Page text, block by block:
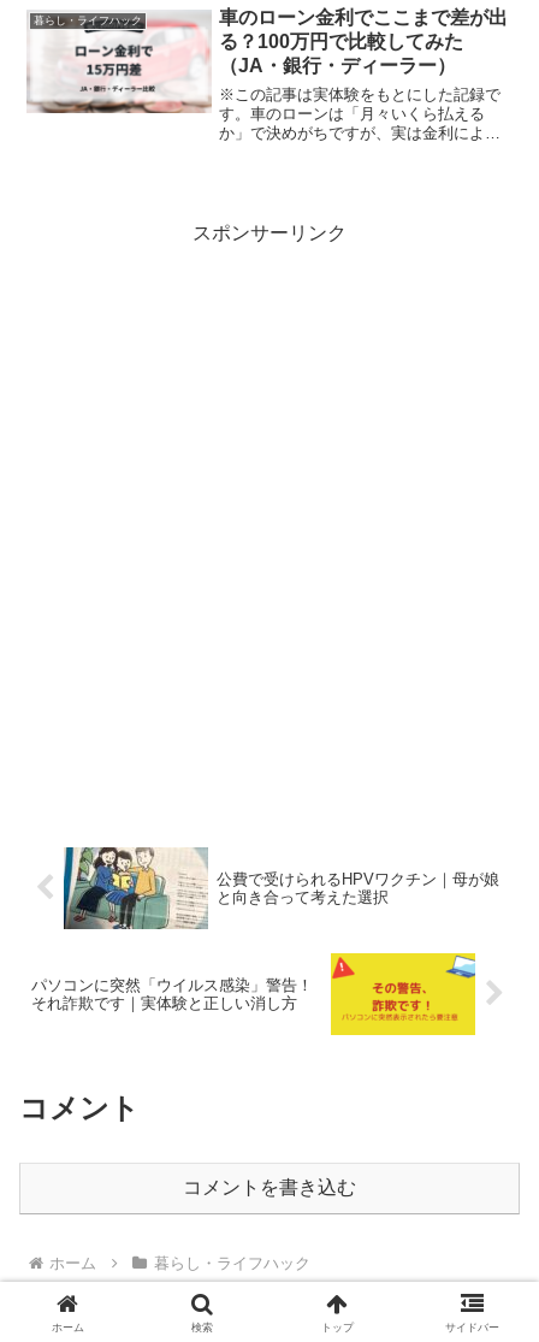
落ちない毎日しっかり洗っているのに、
いつの間にか頑固な汚れ...
暮らし・ライフハック
車のローン金利でここまで差が出
る？100万円で比較してみた
（JA・銀行・ディーラー）
※この記事は実体験をもとにした記録で
す。車のローンは「月々いくら払える
か」で決めがちですが、実は金利によっ
スポンサーリンク
公費で受けられるHPVワクチン｜母が娘
と向き合って考えた選択
パソコンに突然「ウイルス感染」警告！
それ詐欺です｜実体験と正しい消し方
コメント
コメントを書き込む
ホーム 暮らし・ライフハック
ホーム 検索 トップ サイドバー